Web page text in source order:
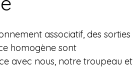
associatif, des sorties
homogène sont
avec nous, notre troupeau et